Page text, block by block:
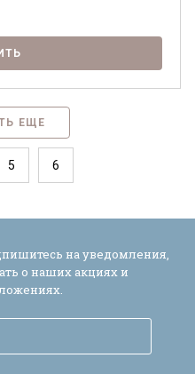
ЕЩЕ
5 6
на уведомления,
о наших акциях и